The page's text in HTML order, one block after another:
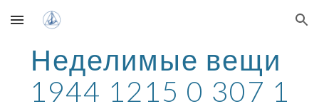
Skip to main content Skip to navigation
Неделимые вещи
1944 1215 0 307 1